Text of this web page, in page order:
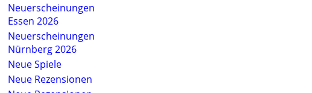
Neuerscheinungen
Essen 2026
Neuerscheinungen
Nürnberg 2026
Neue Spiele
Neue Rezensionen